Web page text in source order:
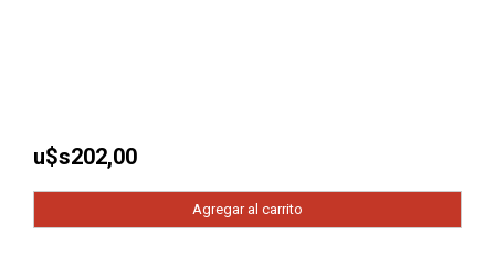
u$s202,00
Agregar al carrito